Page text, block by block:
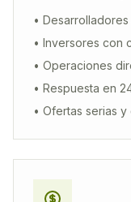
•
• Inversores con
• Operaciones
• Respuesta en
• Ofertas serias